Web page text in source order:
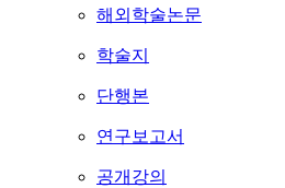
해외학술논문
학술지
단행본
연구보고서
공개강의